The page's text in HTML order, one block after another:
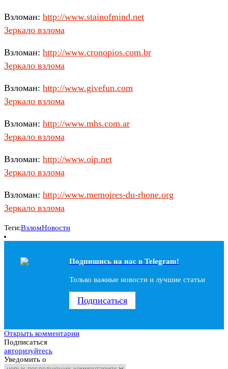
Взломан: http://www.stainofmind.net
Зеркало взлома
Взломан: http://www.cronopios.com.br
Зеркало взлома
Взломан: http://www.givefun.com
Зеркало взлома
Взломан: http://www.mhs.com.ar
Зеркало взлома
Взломан: http://www.oip.net
Зеркало взлома
Взломан: http://www.memoires-du-rhone.org
Зеркало взлома
Теги:ВзломНовости
Подпишись на наc в Telegram!
Только важные новости и лучшие статьи
Подписаться
Открыть комментарии
Подписаться
авторизуйтесь
Уведомить о